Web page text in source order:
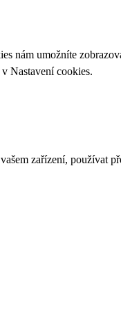
nám umožníte
v Nastavení cookies.
zařízení, používat